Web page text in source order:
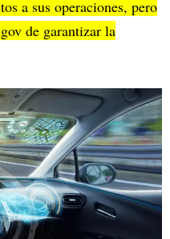
a sus operaciones, pero
de garantizar la